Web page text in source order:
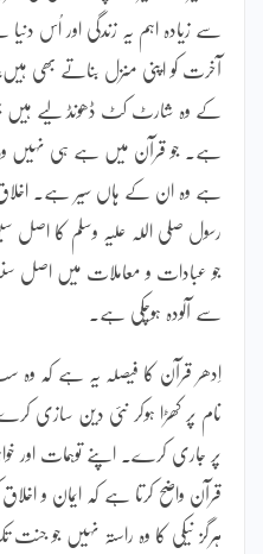
سے زیادہ اہم یہ زندگی اور اُس
آخرت کو اپنی منزل بناتے بھی
کے وہ شارٹ کٹ ڈھونڈ لیے ہیں
ہے۔ جو قرآن میں ہے ہی نہیں
ہے وہ ان کے ہاں سیر ہے۔ اخلاق،
رسول صلی اللہ علیہ وسلم کا
جو عبادات و معاملات میں اصل
سے آلودہ ہوچکی ہے۔
اِدھر قرآن کا فیصلہ یہ ہے کہ
نام پر کھڑا ہوکر نئی دین سازی
پر جاری کرے۔ اپنے توہمات اور
قرآن واضح کرتا ہے کہ ایمان و اخلاق
ہرگز نیکی کا وہ راستہ نہیں جو